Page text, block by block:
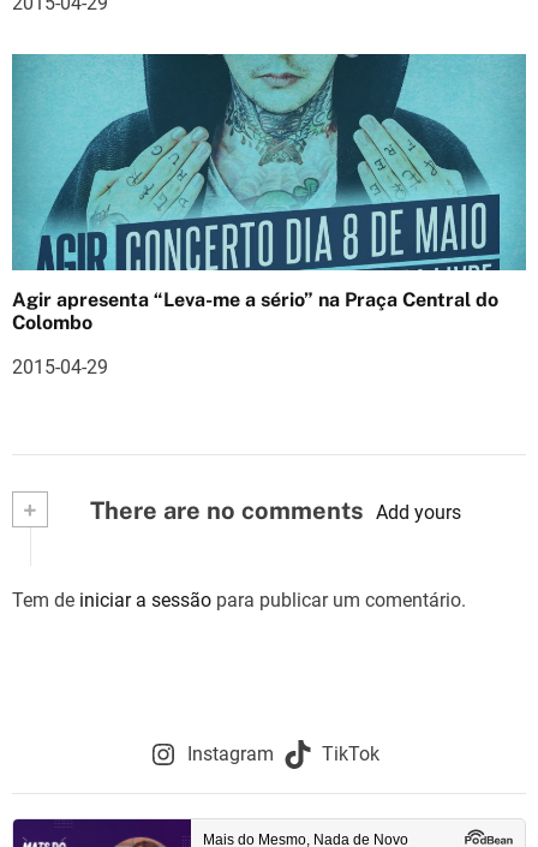
Agir apresenta “Leva-me a sério” na Praça Central do
Colombo
2015-04-29
+ There are no comments Add yours
Tem de iniciar a sessão para publicar um comentário.
Instagram TikTok